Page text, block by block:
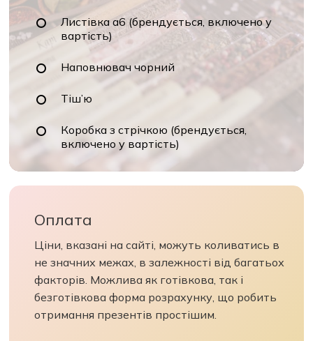
Листівка а6 (брендується, включено у
вартість)
Наповнювач чорний
Тіш’ю
Коробка з стрічкою (брендується,
включено у вартість)
Оплата
Ціни, вказані на сайті, можуть коливатись в
не значних межах, в залежності від багатьох
факторів. Можлива як готівкова, так і
безготівкова форма розрахунку, що робить
отримання презентів простішим.